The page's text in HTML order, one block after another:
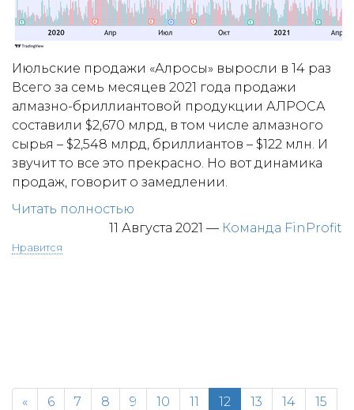
Июльские продажи «Алросы» выросли в 14 раз
Всего за семь месяцев 2021 года продажи
алмазно-бриллиантовой продукции АЛРОСА
составили $2,670 млрд, в том числе алмазного
сырья – $2,548 млрд, бриллиантов – $122 млн. И
звучит то все это прекрасно. Но вот динамика
продаж, говорит о замедлении.
Читать полностью
11 Августа 2021 — Команда FinProfit
Нравится
« 6 7 8 9 10 11 12 13 14
15